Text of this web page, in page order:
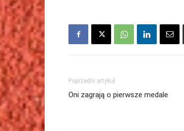
Poprzedni artykuł
Oni zagrają o pierwsze medale